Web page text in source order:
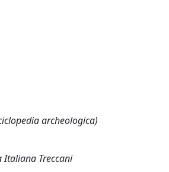
archeologica)
Italiana Treccani